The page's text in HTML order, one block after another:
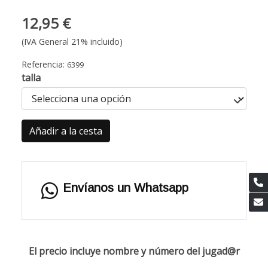
12,95 €
(IVA General 21% incluido)
Referencia: 6399
talla
Añadir a la cesta
Envíanos un Whatsapp
El precio incluye nombre y número del jugad@r